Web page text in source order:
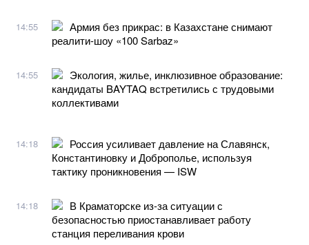
14:55
Армия без прикрас: в Казахстане снимают
реалити-шоу «100 Sarbaz»
14:55
Экология, жилье, инклюзивное образование:
кандидаты BAYTAQ встретились с трудовыми
коллективами
14:18
Россия усиливает давление на Славянск,
Константиновку и Доброполье, используя
тактику проникновения — ISW
14:18
В Краматорске из-за ситуации с
безопасностью приостанавливает работу
станция переливания крови